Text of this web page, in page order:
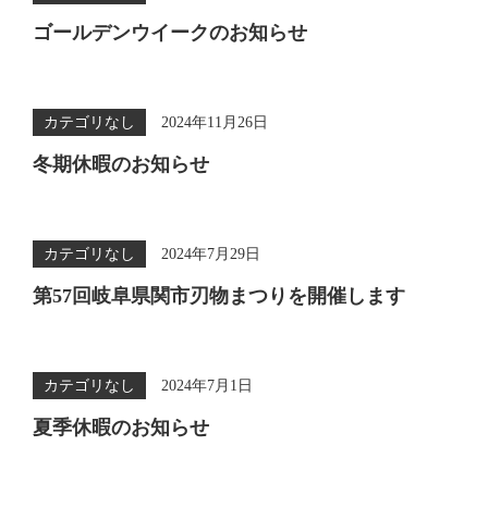
ゴールデンウイークのお知らせ
カテゴリなし 2024年11月26日
冬期休暇のお知らせ
カテゴリなし 2024年7月29日
第57回岐阜県関市刃物まつりを開催します
カテゴリなし 2024年7月1日
夏季休暇のお知らせ